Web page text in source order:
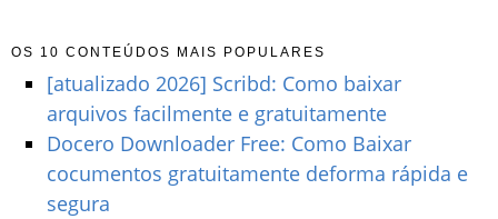
OS 10 CONTEÚDOS MAIS POPULARES
[atualizado 2026] Scribd: Como baixar
arquivos facilmente e gratuitamente
Docero Downloader Free: Como Baixar
cocumentos gratuitamente deforma rápida e
segura